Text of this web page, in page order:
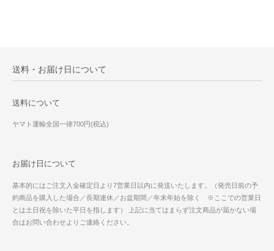
送料・お届け日について
送料について
ヤマト運輸全国一律700円(税込)
お届け日について
基本的にはご注文入金確定日より7営業日以内に発送いたします。（発売日前の予
約商品を購入した場合／長期連休／お盆期間／年末年始を除く ※ここでの営業日
とは土日祝を除いた平日を指します） 上記に当てはまらず注文商品が届かない場
合はお問い合わせよりご連絡ください。